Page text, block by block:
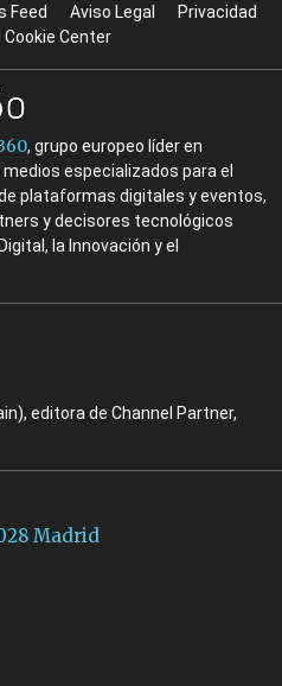
Feed Aviso Legal
Privacidad
Cookie Center
, grupo europeo líder en
especializados para el
plataformas digitales y eventos,
y decisores tecnológicos
la Innovación y el
editora de Channel Partner,
Madrid